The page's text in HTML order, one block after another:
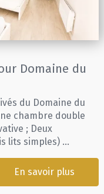
Domaine du
du Domaine du
chambre double
; Deux
lits simples) ...
En savoir plus